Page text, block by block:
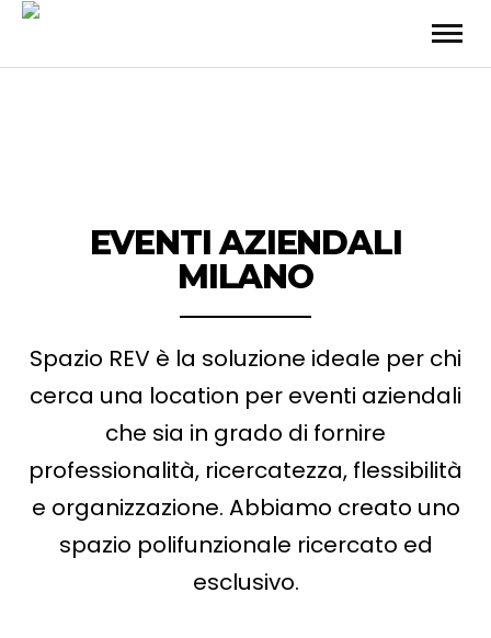
EVENTI AZIENDALI
MILANO
Spazio REV è la soluzione ideale per chi
cerca una location per eventi aziendali
che sia in grado di fornire
professionalità, ricercatezza, flessibilità
e organizzazione. Abbiamo creato uno
spazio polifunzionale ricercato ed
esclusivo.